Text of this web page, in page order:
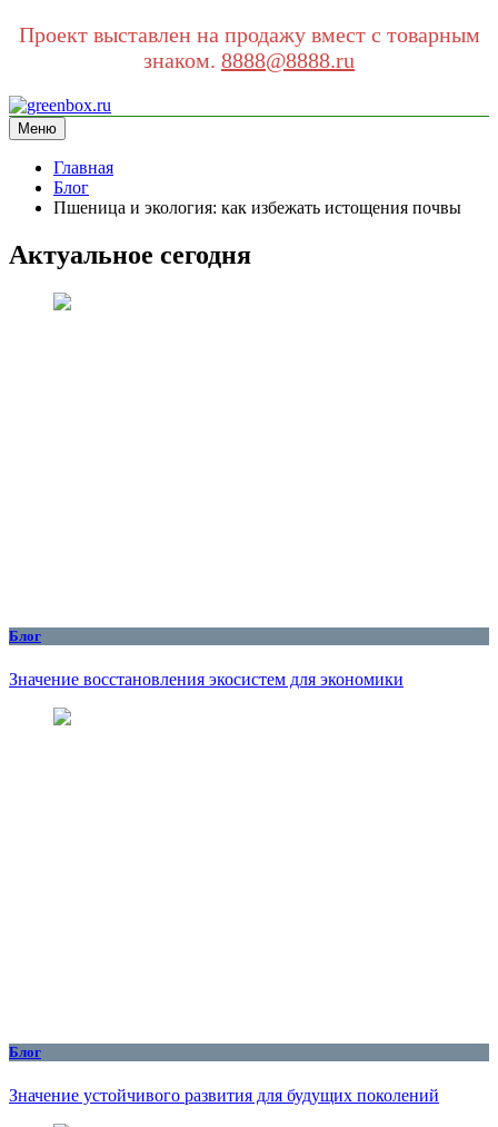
Проект выставлен на продажу вмест с товарным
знаком. 8888@8888.ru
Перейти
к
содержимому
greenbox.ru
сайт про экологию
Меню
Главная
Блог
Пшеница и экология: как избежать истощения почвы
Актуальное сегодня
Блог
Значение восстановления экосистем для экономики
Блог
Значение устойчивого развития для будущих поколений